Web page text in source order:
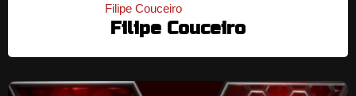
Filipe Couceiro
Filipe Couceiro